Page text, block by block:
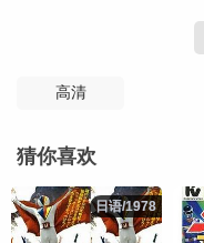
高清
猜你喜欢
日语/1978
日语/1978